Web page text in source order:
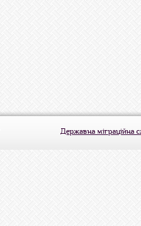
Державна міграційна